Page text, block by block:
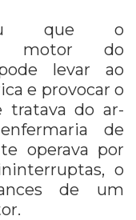
que o
motor do
levar ao
e provocar o
tratava do ar-
de
operava por
o
de um